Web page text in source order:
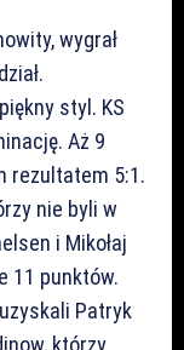
wygrał
styl. KS
Aż 9
rezultatem 5:1.
nie byli w
i Mikołaj
11 punktów.
Patryk
którzy